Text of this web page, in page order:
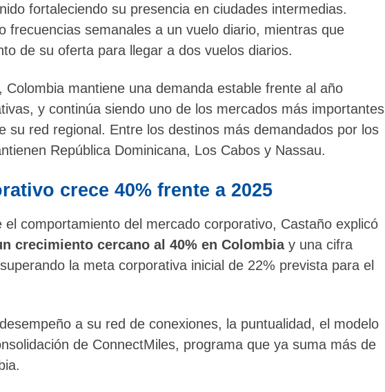
fortaleciendo su presencia en ciudades intermedias.
frecuencias semanales a un vuelo diario, mientras que
de su oferta para llegar a dos vuelos diarios.
Colombia mantiene una demanda estable frente al año
y continúa siendo uno de los mercados más importantes
su red regional. Entre los destinos más demandados por los
República Dominicana, Los Cabos y Nassau.
crece 40% frente a 2025
el comportamiento del mercado corporativo, Castaño explicó
crecimiento cercano al 40% en Colombia y una cifra
la meta corporativa inicial de 22% prevista para el
a su red de conexiones, la puntualidad, el modelo
de ConnectMiles, programa que ya suma más de